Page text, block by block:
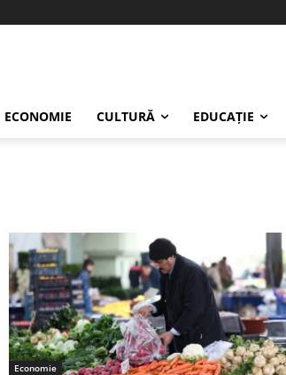
ECONOMIE CULTURĂ EDUCAŢIE
Economie